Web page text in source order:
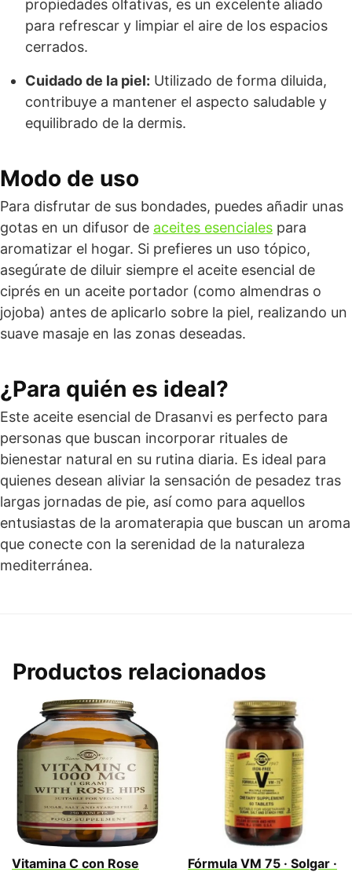
propiedades olfativas, es un excelente aliado
para refrescar y limpiar el aire de los espacios
cerrados.
Cuidado de la piel: Utilizado de forma diluida,
contribuye a mantener el aspecto saludable y
equilibrado de la dermis.
Modo de uso
Para disfrutar de sus bondades, puedes añadir unas
gotas en un difusor de aceites esenciales para
aromatizar el hogar. Si prefieres un uso tópico,
asegúrate de diluir siempre el aceite esencial de
ciprés en un aceite portador (como almendras o
jojoba) antes de aplicarlo sobre la piel, realizando un
suave masaje en las zonas deseadas.
¿Para quién es ideal?
Este aceite esencial de Drasanvi es perfecto para
personas que buscan incorporar rituales de
bienestar natural en su rutina diaria. Es ideal para
quienes desean aliviar la sensación de pesadez tras
largas jornadas de pie, así como para aquellos
entusiastas de la aromaterapia que buscan un aroma
que conecte con la serenidad de la naturaleza
mediterránea.
Productos relacionados
Vitamina C con Rose
Fórmula VM 75 · Solgar ·